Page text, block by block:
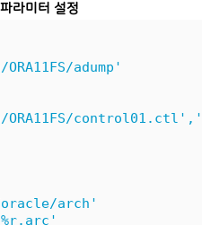
라미터 설정
adump'
arch'